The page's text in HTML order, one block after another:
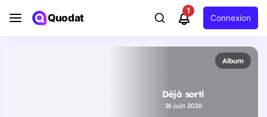
Quodat
1
Connexion
Album
Déjà sorti
26 juin 2026